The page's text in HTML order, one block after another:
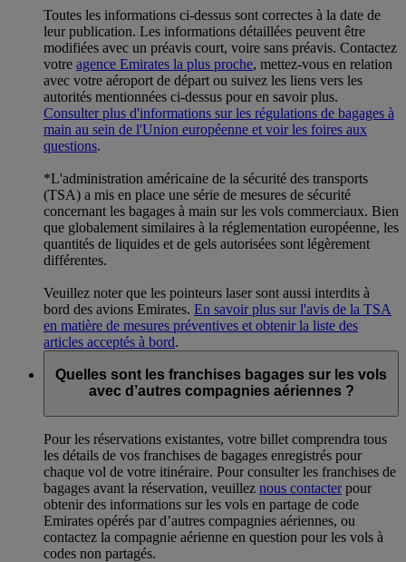
Toutes les informations ci-dessus sont correctes à la date de
leur publication. Les informations détaillées peuvent être
modifiées avec un préavis court, voire sans préavis. Contactez
votre agence Emirates la plus proche, mettez-vous en relation
avec votre aéroport de départ ou suivez les liens vers les
autorités mentionnées ci-dessus pour en savoir plus.
Consulter plus d'informations sur les régulations de bagages à
main au sein de l'Union européenne et voir les foires aux
questions.
*L'administration américaine de la sécurité des transports
(TSA) a mis en place une série de mesures de sécurité
concernant les bagages à main sur les vols commerciaux. Bien
que globalement similaires à la réglementation européenne, les
quantités de liquides et de gels autorisées sont légèrement
différentes.
Veuillez noter que les pointeurs laser sont aussi interdits à
bord des avions Emirates. En savoir plus sur l'avis de la TSA
en matière de mesures préventives et obtenir la liste des
articles acceptés à bord.
Quelles sont les franchises bagages sur les vols
avec d’autres compagnies aériennes ?
Pour les réservations existantes, votre billet comprendra tous
les détails de vos franchises de bagages enregistrés pour
chaque vol de votre itinéraire. Pour consulter les franchises de
bagages avant la réservation, veuillez nous contacterpour
obtenir des informations sur les vols en partage de code
Emirates opérés par d’autres compagnies aériennes, ou
contactez la compagnie aérienne en question pour les vols à
codes non partagés.